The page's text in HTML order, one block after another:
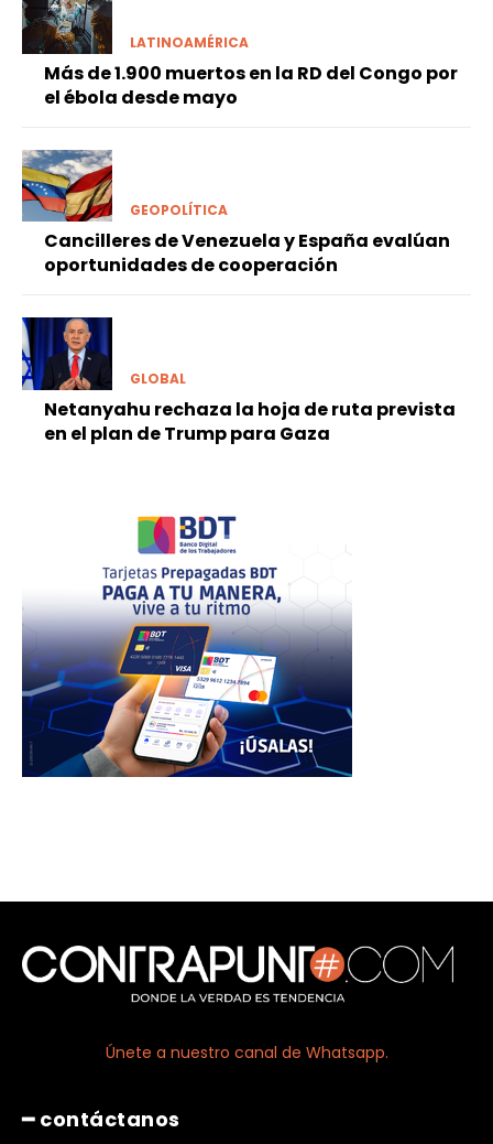
LATINOAMÉRICA
Más de 1.900 muertos en la RD del Congo por
el ébola desde mayo
GEOPOLÍTICA
Cancilleres de Venezuela y España evalúan
oportunidades de cooperación
GLOBAL
Netanyahu rechaza la hoja de ruta prevista
en el plan de Trump para Gaza
Únete a nuestro canal de Whatsapp.
━ contáctanos